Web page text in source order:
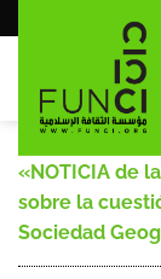
al
«NOTICIA de
sobre la
Sociedad